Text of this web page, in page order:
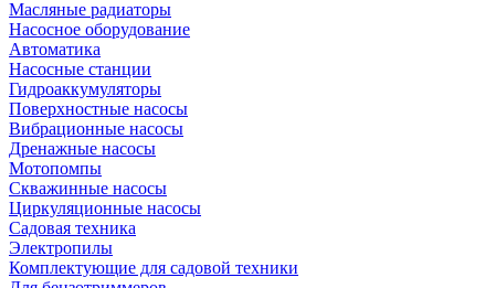
Масляные радиаторы
Насосное оборудование
Автоматика
Насосные станции
Гидроаккумуляторы
Поверхностные насосы
Вибрационные насосы
Дренажные насосы
Мотопомпы
Скважинные насосы
Циркуляционные насосы
Садовая техника
Электропилы
Комплектующие для садовой техники